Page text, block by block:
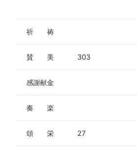
祈 祷
賛 美 303
感謝献金
奏 楽
頌 栄 27